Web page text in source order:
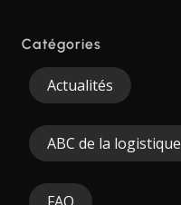
Catégories
Actualités
ABC de la logistique